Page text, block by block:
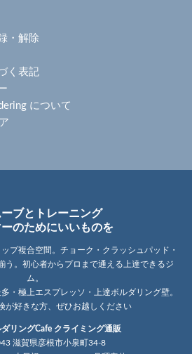
・解除
く表記
について
ブとトレーニング
のためにいいものを
プ複合空間。チョーク・クラッシュパッド・
う。初心者からプロまで通える上達できるジ
ム。
・極上エスプレッソ・上達ボルダリング壁。
が好きな方、ぜひお越しください
リングCafe クライミング通販
滋賀県彦根市小泉町34-8